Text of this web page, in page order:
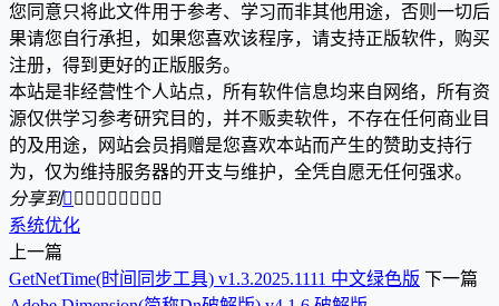
您同意只将此文件用于参考、学习而非其他用途，否则一切后
果请您自行承担，如果您喜欢该程序，请支持正版软件，购买
注册，得到更好的正版服务。
本站是非经营性个人站点，所有软件信息均来自网络，所有资
源仅供学习参考研究目的，并不贩卖软件，不存在任何商业目
的及用途，网站会员捐赠是您喜欢本站而产生的赞助支持行
为，仅为维持服务器的开支与维护，全凭自愿无任何强求。
分享到        
系统优化
上一篇
GetNetTime(时间同步工具) v1.3.2025.1111 中文绿色版 下一篇